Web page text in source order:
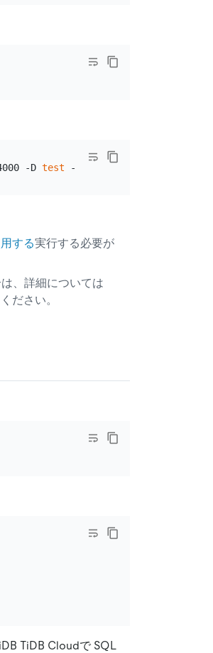
-D test
する実行する必要が
、詳細については
ださい。
TiDB Cloudで SQL